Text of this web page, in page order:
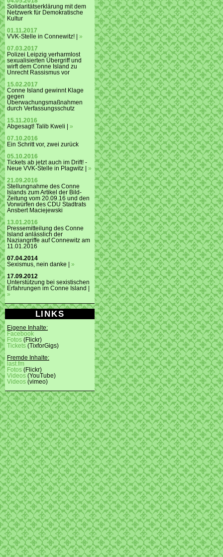
Solidaritätserklärung mit dem
Netzwerk für Demokratische
Kultur
01.11.2017
VVK-Stelle in Connewitz! | »
07.03.2017
Polizei Leipzig verharmlost
sexualisierten Übergriff und
wirft dem Conne Island zu
Unrecht Rassismus vor
15.02.2017
Conne Island gewinnt Klage
gegen
Überwachungsmaßnahmen
durch Verfassungsschutz
15.11.2016
Abgesagt! Talib Kweli | »
07.10.2016
Ein Schritt vor, zwei zurück
05.10.2016
Tickets ab jetzt auch im Drift! -
Neue VVK-Stelle in Plagwitz | »
21.09.2016
Stellungnahme des Conne
Islands zum Artikel der Bild-
Zeitung vom 20.09.16 und den
Vorwürfen des CDU Stadtrats
Ansbert Maciejewski
13.01.2016
Pressemitteilung des Conne
Island anlässlich der
Naziangriffe auf Connewitz am
11.01.2016
07.04.2014
Sexismus, nein danke | »
17.09.2012
Unterstützung bei sexistischen
Erfahrungen im Conne Island |
»
LINKS
Eigene Inhalte:
Facebook
Fotos (Flickr)
Tickets (TixforGigs)
Fremde Inhalte:
last.fm
Fotos (Flickr)
Videos (YouTube)
Videos (vimeo)